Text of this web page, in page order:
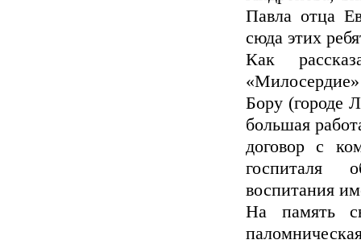
Павла отца
сюда этих
Как
Бору (городе
большая
договор с
госпиталя
воспитания
На память